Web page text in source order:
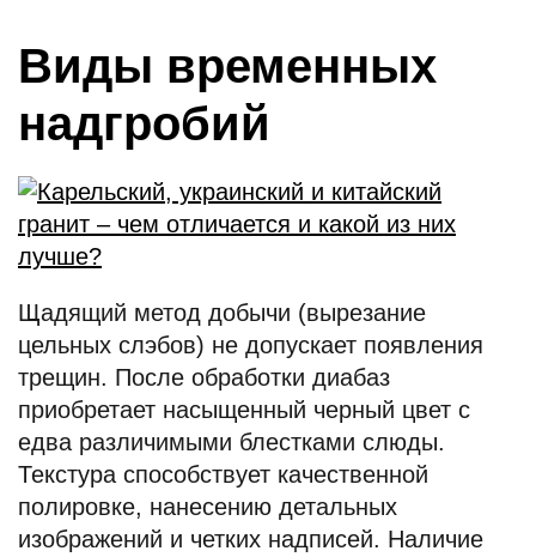
Виды временных
надгробий
Щадящий метод добычи (вырезание
цельных слэбов) не допускает появления
трещин. После обработки диабаз
приобретает насыщенный черный цвет с
едва различимыми блестками слюды.
Текстура способствует качественной
полировке, нанесению детальных
изображений и четких надписей. Наличие